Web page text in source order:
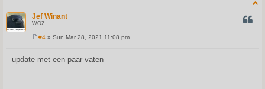
Jef Winant
WOZ
#4 » Sun Mar 28, 2021 11:08 pm
update met een paar vaten